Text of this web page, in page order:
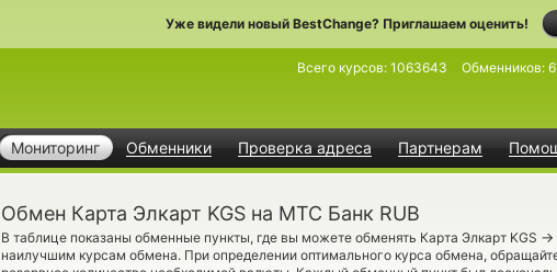
Уже видели новый BestChange? Приглашаем оценить!
Мониторинг Обменники Проверка адреса Партнерам
Всего курсов: 1063643 Обменников:
Обмен Карта Элкарт KGS на МТС Банк RUB
В таблице показаны обменные пункты, где вы можете обменять Карта Элкарт KGS →
наилучшим курсам обмена. При определении оптимального курса обмена,